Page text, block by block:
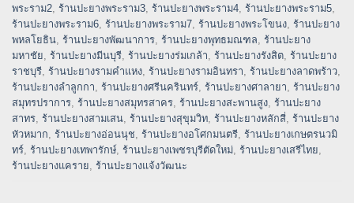
พระราม2, ร้านปะยางพระราม3, ร้านปะยางพระราม4, ร้านปะยางพระราม5,
ร้านปะยางพระราม6, ร้านปะยางพระราม7, ร้านปะยางพระโขนง, ร้านปะยาง
พหลโยธิน, ร้านปะยางพัฒนาการ, ร้านปะยางพุทธมณฑล, ร้านปะยาง
มหาชัย, ร้านปะยางมีนบุรี, ร้านปะยางร่มเกล้า, ร้านปะยางรังสิต, ร้านปะยาง
ราชบุรี, ร้านปะยางรามคำแหง, ร้านปะยางรามอินทรา, ร้านปะยางลาดพร้าว,
ร้านปะยางลำลูกกา, ร้านปะยางศรีนครินทร์, ร้านปะยางศาลายา, ร้านปะยาง
สมุทรปราการ, ร้านปะยางสมุทรสาคร, ร้านปะยางสะพานสูง, ร้านปะยาง
สาทร, ร้านปะยางสามเสน, ร้านปะยางสุขุมวิท, ร้านปะยางหลักสี่, ร้านปะยาง
หัวหมาก, ร้านปะยางอ่อนนุช, ร้านปะยางอโศกมนตรี, ร้านปะยางเกษตรนวมิ
ทร์, ร้านปะยางเทพารักษ์, ร้านปะยางเพชรบุรีตัดใหม่, ร้านปะยางเสรีไทย,
ร้านปะยางแคราย, ร้านปะยางแจ้งวัฒนะ